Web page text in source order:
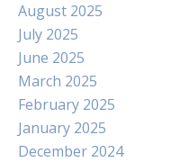
August 2025
July 2025
June 2025
March 2025
February 2025
January 2025
December 2024